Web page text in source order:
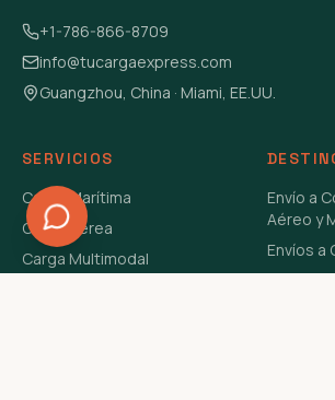
+1-786-866-8709
info@tucargaexpress.com
Guangzhou, China · Miami, EE.UU.
SERVICIOS
Carga Marítima
Carga Aérea
Carga Multimodal
Envío a
Aéreo y
Envíos a